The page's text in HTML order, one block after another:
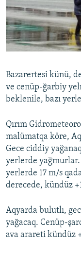
Русский
Українською
Bazarertesi künü,
ve cenüp-ğarbiy
beklenile, bazı
Qırım
malümatqa köre,
Gece ciddiy
yerlerde yağmurlar.
yerlerde 17 m/s
derecede, kündüz
Aqyarda bulutlı,
yağacaq. Cenüp-
ava arareti kündüz